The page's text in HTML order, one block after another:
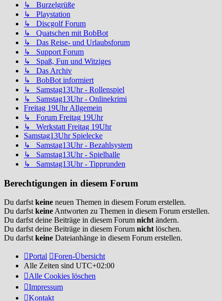
↳ Burzelgrüße
↳ Playstation
↳ Discgolf Forum
↳ Quatschen mit BobBot
↳ Das Reise- und Urlaubsforum
↳ Support Forum
↳ Spaß, Fun und Witziges
↳ Das Archiv
↳ BobBot informiert
↳ Samstag13Uhr - Rollenspiel
↳ Samstag13Uhr - Onlinekrimi
Freitag 19Uhr Allgemein
↳ Forum Freitag 19Uhr
↳ Werkstatt Freitag 19Uhr
Samstag13Uhr Spielecke
↳ Samstag13Uhr - Bezahlsystem
↳ Samstag13Uhr - Spielhalle
↳ Samstag13Uhr - Tipprunden
Berechtigungen in diesem Forum
Du darfstkeine neuen Themen in diesem Forum erstellen.
Du darfstkeineAntworten zu Themen in diesem Forum erstellen.
Du darfst deine Beiträge in diesem Forum nichtändern.
Du darfst deine Beiträge in diesem Forum nichtlöschen.
Du darfstkeine Dateianhänge in diesem Forum erstellen.
Portal
Foren-Übersicht
Alle Zeiten sind UTC+02:00
Alle Cookies löschen
Impressum
Kontakt